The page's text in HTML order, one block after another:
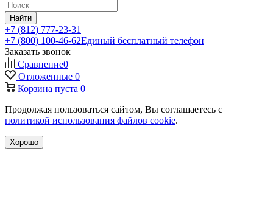
Найти
+7 (812) 777-23-31
+7 (800) 100-46-62Единый бесплатный телефон
Заказать звонок
Сравнение0
Отложенные 0
Корзина пуста 0
Продолжая пользоваться сайтом, Вы соглашаетесь с
политикой использования файлов cookie.
Хорошо